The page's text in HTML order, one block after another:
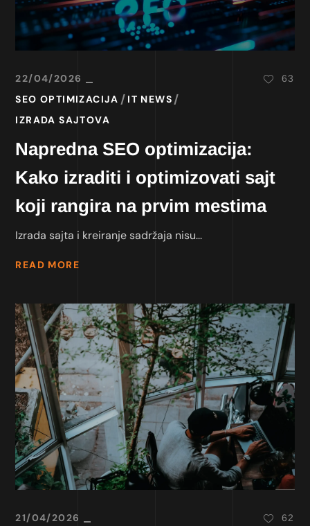
22/04/2026
SEO OPTIMIZACIJA
IT NEWS
IZRADA SAJTOVA
63
Napredna SEO optimizacija:
Kako izraditi i optimizovati sajt
koji rangira na prvim mestima
Izrada sajta i kreiranje sadržaja nisu...
READ MORE
21/04/2026
62